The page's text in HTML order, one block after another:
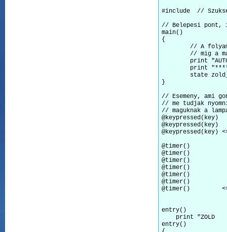
#include
//
// Belepesi
main()
{
}
// Esemeny, ami
// me tudjak
// maguknak a
@keypressed(key)
@keypressed(key)
@keypressed(key) <>   								{} /* fallback, biztositja, hogy nem megfelelo allapotban ne hasaljon el.
@timer()
@timer()
@timer()
@timer()
@timer()
@timer()
@timer()
entry()
print "ZOLD
entry()